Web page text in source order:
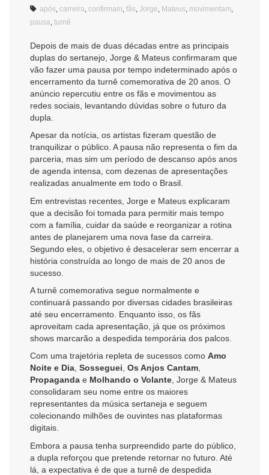
após, carreira, confirmam, fãs, Jorge, Mateus, movimentam,
pausa, turnê
Depois de mais de duas décadas entre as principais
duplas do sertanejo, Jorge & Mateus confirmaram que
vão fazer uma pausa por tempo indeterminado após o
encerramento da turnê comemorativa de 20 anos. O
anúncio repercutiu entre os fãs e movimentou as
redes sociais, levantando dúvidas sobre o futuro da
dupla.
Apesar da notícia, os artistas fizeram questão de
tranquilizar o público. A pausa não representa o fim da
parceria, mas sim um período de descanso após anos
de agenda intensa, com dezenas de apresentações
realizadas anualmente em todo o Brasil.
Em entrevistas recentes, Jorge e Mateus explicaram
que a decisão foi tomada para permitir mais tempo
com a família, cuidar da saúde e reorganizar a rotina
antes de planejarem uma nova fase da carreira.
Segundo eles, o objetivo é desacelerar sem encerrar a
história construída ao longo de mais de 20 anos de
sucesso.
A turnê comemorativa segue normalmente e
continuará passando por diversas cidades brasileiras
até seu encerramento. Enquanto isso, os fãs
aproveitam cada apresentação, já que os próximos
shows marcarão a despedida temporária dos palcos.
Com uma trajetória repleta de sucessos como Amo
Noite e Dia, Sosseguei, Os Anjos Cantam,
Propaganda e Molhando o Volante, Jorge & Mateus
consolidaram seu nome entre os maiores
representantes da música sertaneja e seguem
colecionando milhões de ouvintes nas plataformas
digitais.
Embora a pausa tenha surpreendido parte do público,
a dupla reforçou que pretende retornar no futuro. Até
lá, a expectativa é de que a turnê de despedida